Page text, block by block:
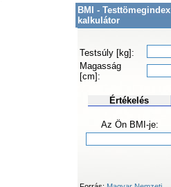
BMI - Testtömegindex
kalkulátor
Testsúly [kg]:
Magasság
[cm]:
Értékelés
Az Ön BMI-je: